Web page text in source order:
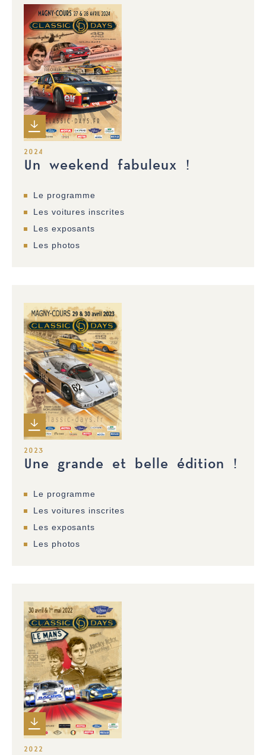
2024
Un weekend fabuleux !
Le programme
Les voitures inscrites
Les exposants
Les photos
2023
Une grande et belle édition !
Le programme
Les voitures inscrites
Les exposants
Les photos
2022